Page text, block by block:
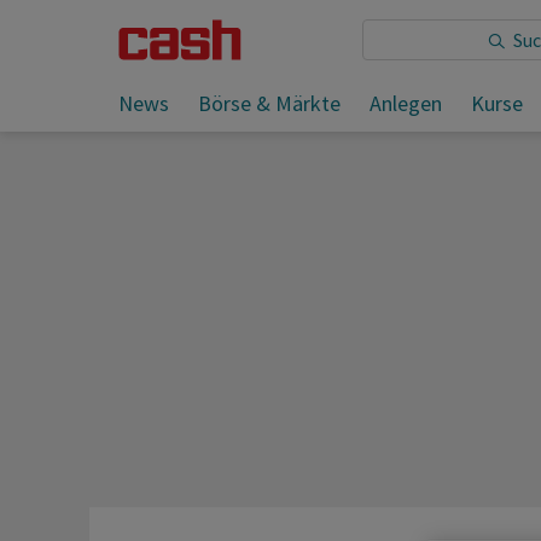
News Börse & Märkte Anlegen Kurse
Sie lesen: